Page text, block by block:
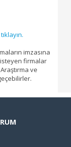
tıklayın.
imzasına
isteyen firmalar
ve